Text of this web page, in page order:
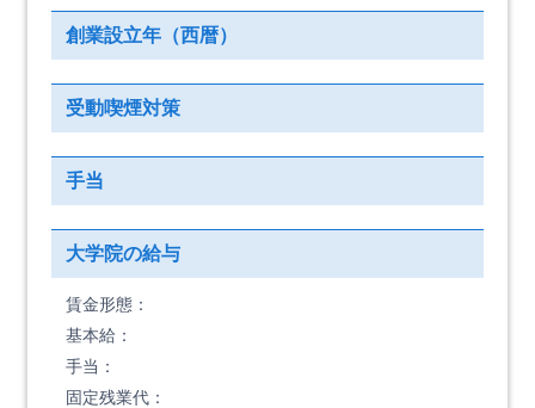
創業設立年（西暦）
受動喫煙対策
手当
大学院の給与
賃金形態：
基本給：
手当：
固定残業代：